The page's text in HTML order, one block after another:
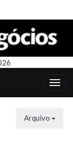
Arquivo